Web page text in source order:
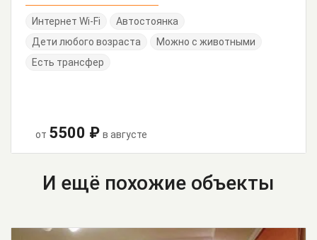
Интернет Wi-Fi
Автостоянка
Дети любого возраста
Можно с животными
Есть трансфер
от 5500 ₽ в августе
И ещё похожие объекты